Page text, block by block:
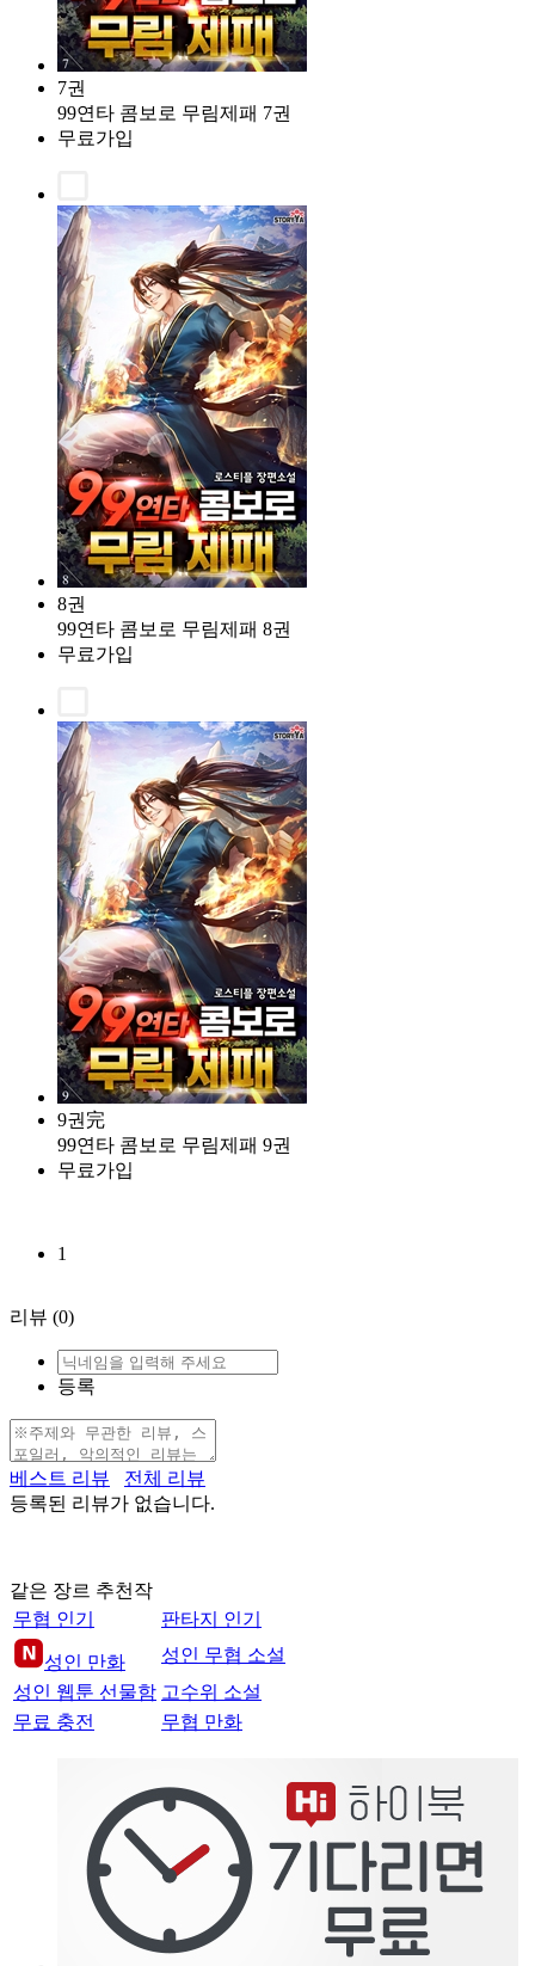
7권
99연타 콤보로 무림제패 7권
무료가입
8권
99연타 콤보로 무림제패 8권
무료가입
9권完
99연타 콤보로 무림제패 9권
무료가입
1
리뷰 (0)
등록
베스트 리뷰
전체 리뷰
등록된 리뷰가 없습니다.
같은 장르 추천작
무협 인기
판타지 인기
성인 만화
성인 무협 소설
성인 웹툰 선물함 고수위 소설
무료 충전
무협 만화